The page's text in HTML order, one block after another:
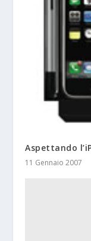
Aspettando
11 Gennaio 2007